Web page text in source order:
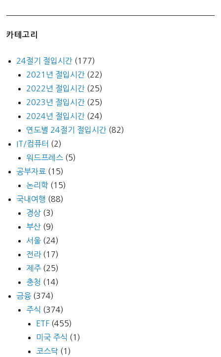
카테고리
24절기 절입시간 (177)
2021년 절입시간 (22)
2022년 절입시간 (25)
2023년 절입시간 (25)
2024년 절입시간 (24)
연도별 24절기 절입시간 (82)
IT/컴퓨터 (2)
워드프레스 (5)
공부자료 (15)
논리학 (15)
국내여행 (88)
경상 (3)
부산 (9)
서울 (24)
전라(17)
제주 (25)
충청 (14)
금융 (374)
주식 (374)
ETF (455)
미국 주식 (1)
코스닥 (1)